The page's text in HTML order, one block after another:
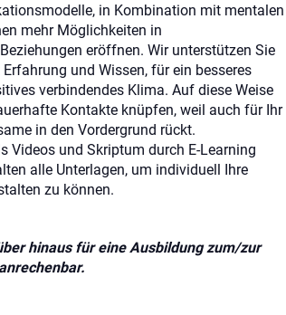
in Kombination mit mentalen
mehr Möglichkeiten in
eröffnen. Wir unterstützen Sie
und Wissen, für ein besseres
verbindendes Klima. Auf diese Weise
Kontakte knüpfen, weil auch für Ihr
in den Vordergrund rückt.
Videos und Skriptum durch E-Learning
alle Unterlagen, um individuell Ihre
zu können.
hinaus für eine Ausbildung zum/zur
anrechenbar.